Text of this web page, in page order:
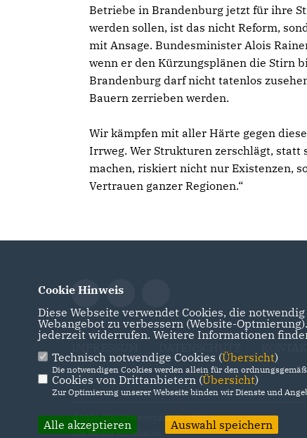
Betriebe in Brandenburg jetzt für ihre
werden sollen, ist das nicht Reform,
mit Ansage. Bundesminister Alois
wenn er den Kürzungsplänen die Stirn
Brandenburg darf nicht tatenlos
Bauern zerrieben werden.
Wir kämpfen mit aller Härte gegen
Irrweg. Wer Strukturen zerschlägt, statt
machen, riskiert nicht nur Existenzen,
Vertrauen ganzer Regionen.“
@2026 CDU Kreisverband Potsdam
Alle Rechte vorbehalten.
Cookie Hinweis
Diese Webseite verwendet Cookies, die
Webangebot zu verbessern (Website-
jederzeit widerrufen. Weitere Informationen
Technisch notwendige Cookies (Übersicht)
Die notwendigen Cookies werden allein für den
Cookies von Drittanbietern (Übersicht)
Zur Optimierung unserer Webseite binden wir Dienste und
Alle akzeptieren Auswahl speichern